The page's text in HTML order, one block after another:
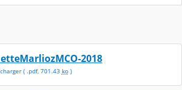
2018
( .pdf, 701.43 ko)